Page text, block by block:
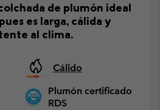
de plumón ideal
es larga, cálida y
al clima.
Cálido
Plumón certificado
RDS